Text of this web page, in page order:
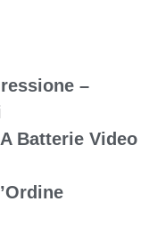
–
Batterie Video